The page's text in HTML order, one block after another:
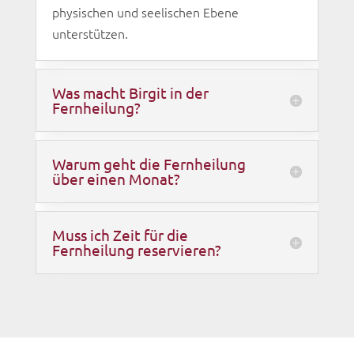
physischen und seelischen Ebene
unterstützen.
Was macht Birgit in der
Fernheilung?
Warum geht die Fernheilung
über einen Monat?
Muss ich Zeit für die
Fernheilung reservieren?